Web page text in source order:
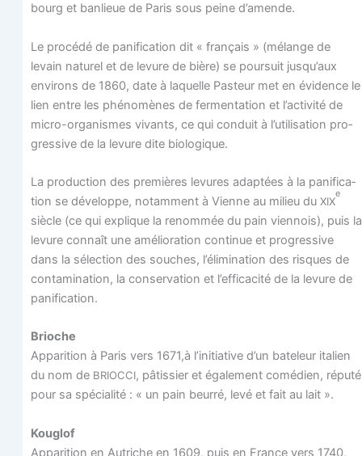
bourg et ban­lieue de Paris sous peine d’amende.
Le pro­cé­dé de pani­fi­ca­tion dit « fran­çais » (mélange de
levain natu­rel et de levure de bière) se pour­suit jusqu’aux
envi­rons de 1860, date à laquelle Pas­teur met en évi­dence le
lien entre les phé­no­mènes de fer­men­ta­tion et l’activité de
micro-orga­nismes vivants, ce qui conduit à l’utilisation pro­
gres­sive de la levure dite biologique.
La pro­duc­tion des pre­mières levures adap­tées à la pani­fi­ca­
tion se déve­loppe, notam­ment à Vienne au milieu du XIX
e
siècle (ce qui explique la renom­mée du pain vien­nois), puis la
levure connaît une amé­lio­ra­tion conti­nue et pro­gres­sive
dans la sélec­tion des souches, l’élimination des risques de
conta­mi­na­tion, la conser­va­tion et l’efficacité de la levure de
panification.
Brioche
Appa­ri­tion à Paris vers 1671,à l’initiative d’un bate­leur ita­lien
du nom de BRIOCCI, pâtis­sier et éga­le­ment comé­dien, répu­té
pour sa spé­cia­li­té : « un pain beur­ré, levé et fait au lait ».
Kou­glof
Appa­ri­tion en Autriche en 1609, puis en France vers 1740,